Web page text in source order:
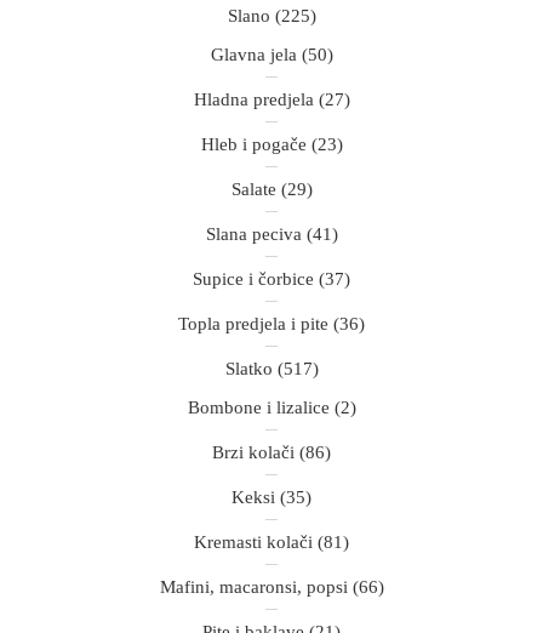
Slano (225)
Glavna jela (50)
Hladna predjela (27)
Hleb i pogače (23)
Salate (29)
Slana peciva (41)
Supice i čorbice (37)
Topla predjela i pite (36)
Slatko (517)
Bombone i lizalice (2)
Brzi kolači (86)
Keksi (35)
Kremasti kolači (81)
Mafini, macaronsi, popsi (66)